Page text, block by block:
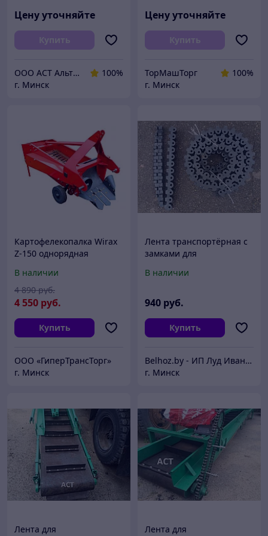
250 400 500 600 650 800
1000 1200 мм
конвейерная
Цену уточняйте
Купить
ООО АСТ АльтернативаСервисТорг
100%
г. Минск
250 400 500 600 650 800
1000 1200 мм
конвейерная
Цену уточняйте
Купить
ТорМашТорг
100%
г. Минск
Картофелекопалка Wirax
Z-150 однорядная
В наличии
4 550 руб.
4 890 руб.
Купить
ООО «ГиперТрансТорг»
г. Минск
Лента транспортёрная с
замками для
В наличии
940 руб.
Купить
Belhoz.by - ИП Луд Иван Григорьевич.
г. Минск
Лента для
Лента для